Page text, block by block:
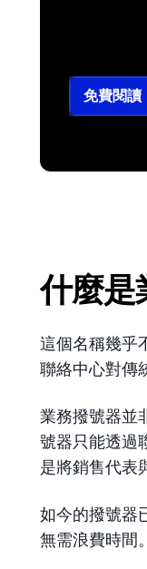
免費閱讀
什麼是
這個名稱幾乎
聯絡中心對傳
業務撥號器並
號器只能透過
是將銷售代表
如今的撥號器
無需浪費時間